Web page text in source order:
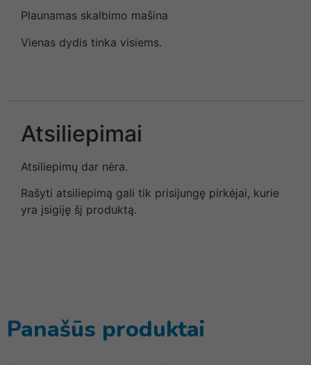
Plaunamas skalbimo mašina
Vienas dydis tinka visiems.
Atsiliepimai
Atsiliepimų dar nėra.
Rašyti atsiliepimą gali tik prisijungę pirkėjai, kurie
yra įsigiję šį produktą.
Panašūs produktai